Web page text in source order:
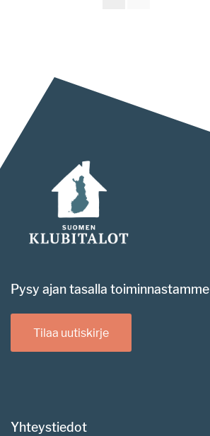
Pysy ajan tasalla toiminnastamme
Tilaa uutiskirje
Yhteystiedot